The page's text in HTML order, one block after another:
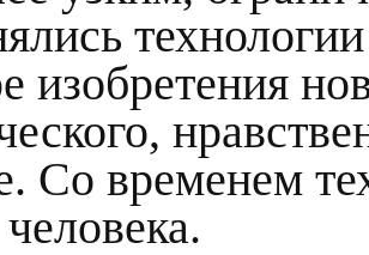
технологии
изобретения
Со временем